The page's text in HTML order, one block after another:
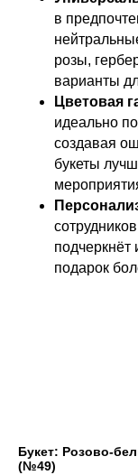
в
розы,
варианты
Цветовая
идеально
создавая
букеты
подчеркнёт
подарок
Букет: Розово-
(№49)